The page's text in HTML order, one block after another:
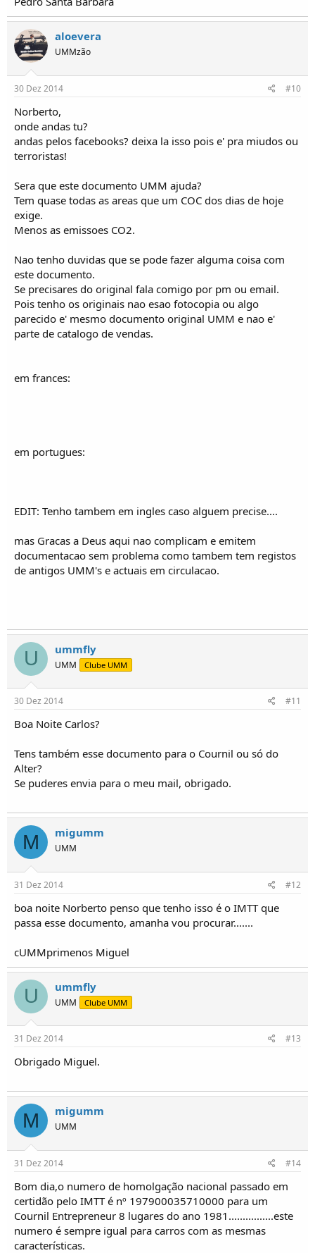
aloevera
UMMzão
30 Dez 2014 #10
Norberto,
onde andas tu?
andas pelos facebooks? deixa la isso pois e' pra miudos ou
terroristas!
Sera que este documento UMM ajuda?
Tem quase todas as areas que um COC dos dias de hoje
exige.
Menos as emissoes CO2.
Nao tenho duvidas que se pode fazer alguma coisa com
este documento.
Se precisares do original fala comigo por pm ou email.
Pois tenho os originais nao esao fotocopia ou algo
parecido e' mesmo documento original UMM e nao e'
parte de catalogo de vendas.
em frances:
em portugues:
EDIT: Tenho tambem em ingles caso alguem precise....
mas Gracas a Deus aqui nao complicam e emitem
documentacao sem problema como tambem tem registos
de antigos UMM's e actuais em circulacao.
U ummfly
UMM Clube UMM
30 Dez 2014 #11
Boa Noite Carlos?
Tens também esse documento para o Cournil ou só do
Alter?
Se puderes envia para o meu mail, obrigado.
M migumm
UMM
31 Dez 2014 #12
boa noite Norberto penso que tenho isso é o IMTT que
passa esse documento, amanha vou procurar.......
cUMMprimenos Miguel
U ummfly
UMM Clube UMM
31 Dez 2014 #13
Obrigado Miguel.
M migumm
UMM
31 Dez 2014 #14
Bom dia,o numero de homolgação nacional passado em
certidão pelo IMTT é nº 197900035710000 para um
Cournil Entrepreneur 8 lugares do ano 1981................este
numero é sempre igual para carros com as mesmas
características.